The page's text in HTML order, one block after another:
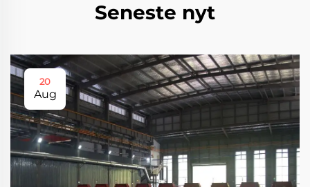
Seneste nyt
20
Aug